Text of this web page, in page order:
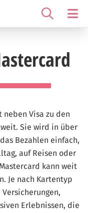
Visa zu den
Sie wird in über
Bezahlen einfach,
auf Reisen oder
kann weit
Je nach Kartentyp
Erlebnissen, die